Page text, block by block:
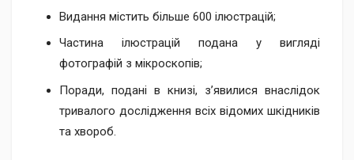
Видання містить більше 600 ілюстрацій;
Частина ілюстрацій подана у вигляді
фотографій з мікроскопів;
Поради, подані в книзі, з’явилися внаслідок
тривалого дослідження всіх відомих шкідників
та хвороб.